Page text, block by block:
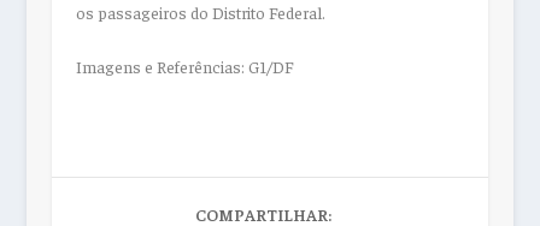
os passageiros do Distrito Federal.
Imagens e Referências: G1/DF
COMPARTILHAR: